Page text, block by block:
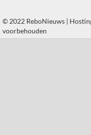
© 2022 ReboNieuws |
voorbehouden